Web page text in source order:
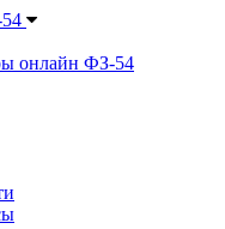
онлайн ФЗ-54